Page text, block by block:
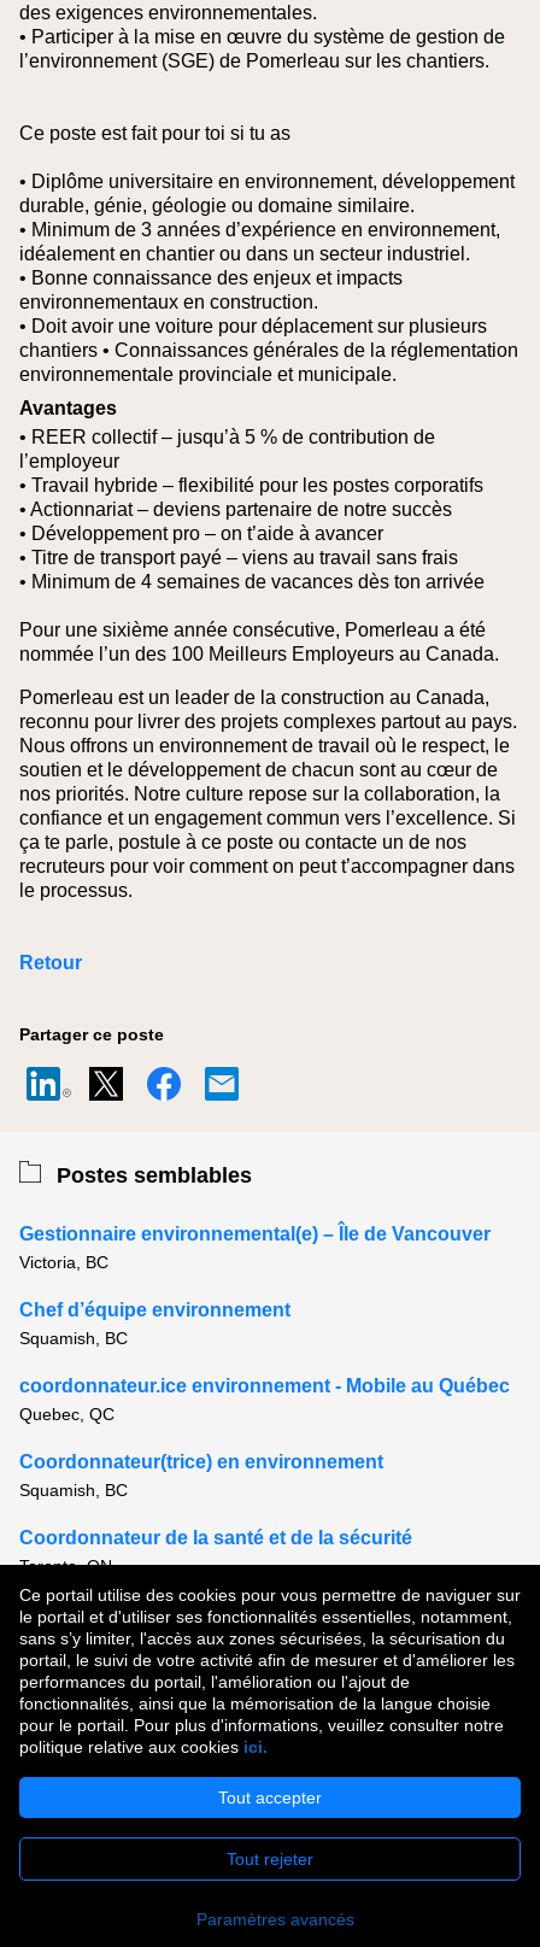
Ce portail utilise des cookies pour vous permettre de naviguer sur
le portail et d'utiliser ses fonctionnalités essentielles, notamment,
sans s’y limiter, l'accès aux zones sécurisées, la sécurisation du
portail, le suivi de votre activité afin de mesurer et d'améliorer les
performances du portail, l'amélioration ou l'ajout de
fonctionnalités, ainsi que la mémorisation de la langue choisie
pour le portail. Pour plus d'informations, veuillez consulter notre
politique relative aux cookies ici.
Tout accepter
Tout rejeter
Paramètres avancés
des exigences environnementales.
• Participer à la mise en œuvre du système de gestion de
l’environnement (SGE) de Pomerleau sur les chantiers.
Ce poste est fait pour toi si tu as
• Diplôme universitaire en environnement, développement
durable, génie, géologie ou domaine similaire.
• Minimum de 3 années d’expérience en environnement,
idéalement en chantier ou dans un secteur industriel.
• Bonne connaissance des enjeux et impacts
environnementaux en construction.
• Doit avoir une voiture pour déplacement sur plusieurs
chantiers • Connaissances générales de la réglementation
environnementale provinciale et municipale.
Avantages
• REER collectif – jusqu’à 5 % de contribution de
l’employeur
• Travail hybride – flexibilité pour les postes corporatifs
• Actionnariat – deviens partenaire de notre succès
• Développement pro – on t’aide à avancer
• Titre de transport payé – viens au travail sans frais
• Minimum de 4 semaines de vacances dès ton arrivée
Pour une sixième année consécutive, Pomerleau a été
nommée l’un des 100 Meilleurs Employeurs au Canada.
Pomerleau est un leader de la construction au Canada,
reconnu pour livrer des projets complexes partout au pays.
Nous offrons un environnement de travail où le respect, le
soutien et le développement de chacun sont au cœur de
nos priorités. Notre culture repose sur la collaboration, la
confiance et un engagement commun vers l’excellence. Si
ça te parle, postule à ce poste ou contacte un de nos
recruteurs pour voir comment on peut t’accompagner dans
le processus.
Retour
Postuler
Partager ce poste
Postes semblables
Gestionnaire environnemental(e) – Île de Vancouver
Victoria, BC
Chef d’équipe environnement
Squamish, BC
coordonnateur.ice environnement - Mobile au Québec
Quebec, QC
Coordonnateur(trice) en environnement
Squamish, BC
Coordonnateur de la santé et de la sécurité
Toronto, ON
Voir tous les postes semblables
Droit d'auteur © 2026
Conditions d'utilisation | Politique de confidentialité